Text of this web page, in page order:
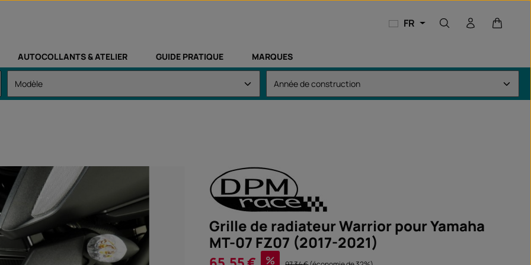
FR Le
AUTOCOLLANTS & ATELIER GUIDE PRATIQUE MARQUES
Grille de radiateur Warrior pour Yamaha
MT-07 FZ07 (2017-2021)
Prix de vente : %